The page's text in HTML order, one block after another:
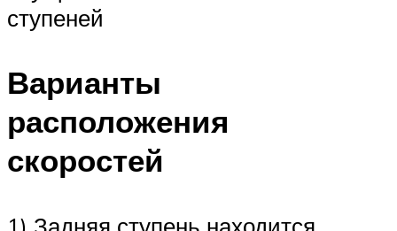
ступеней
Варианты
расположения
скоростей
1) Задняя ступень находится